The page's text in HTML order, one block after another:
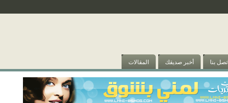
المقالات أخبر صديقك اتصل بنا